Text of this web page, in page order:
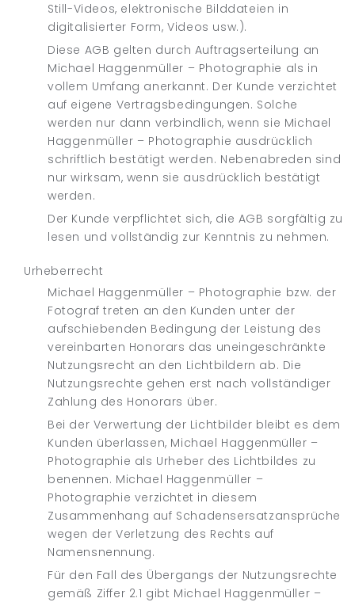
Still-Videos, elektronische Bilddateien in
digitalisierter Form, Videos usw.).
Diese AGB gelten durch Auftragserteilung an
Michael Haggenmüller – Photographie als in
vollem Umfang anerkannt. Der Kunde verzichtet
auf eigene Vertragsbedingungen. Solche
werden nur dann verbindlich, wenn sie Michael
Haggenmüller – Photographie ausdrücklich
schriftlich bestätigt werden. Nebenabreden sind
nur wirksam, wenn sie ausdrücklich bestätigt
werden.
Der Kunde verpflichtet sich, die AGB sorgfältig zu
lesen und vollständig zur Kenntnis zu nehmen.
Urheberrecht
Michael Haggenmüller – Photographie bzw. der
Fotograf treten an den Kunden unter der
aufschiebenden Bedingung der Leistung des
vereinbarten Honorars das uneingeschränkte
Nutzungsrecht an den Lichtbildern ab. Die
Nutzungsrechte gehen erst nach vollständiger
Zahlung des Honorars über.
Bei der Verwertung der Lichtbilder bleibt es dem
Kunden überlassen, Michael Haggenmüller –
Photographie als Urheber des Lichtbildes zu
benennen. Michael Haggenmüller –
Photographie verzichtet in diesem
Zusammenhang auf Schadensersatzansprüche
wegen der Verletzung des Rechts auf
Namensnennung.
Für den Fall des Übergangs der Nutzungsrechte
gemäß Ziffer 2.1 gibt Michael Haggenmüller –